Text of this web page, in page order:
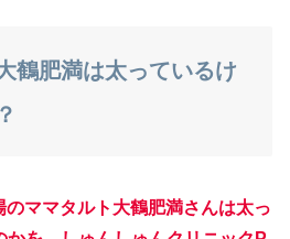
鶴肥満は太っているけ
のママタルト大鶴肥満さんは太っ